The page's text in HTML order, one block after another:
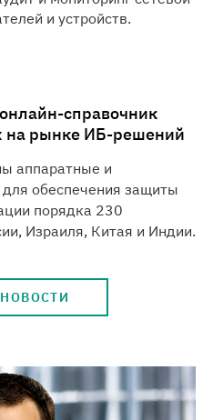
и устройств.
онлайн-справочник
на рынке ИБ-решений
аппаратные и
обеспечения защиты
порядка 230
Израиля, Китая и Индии.